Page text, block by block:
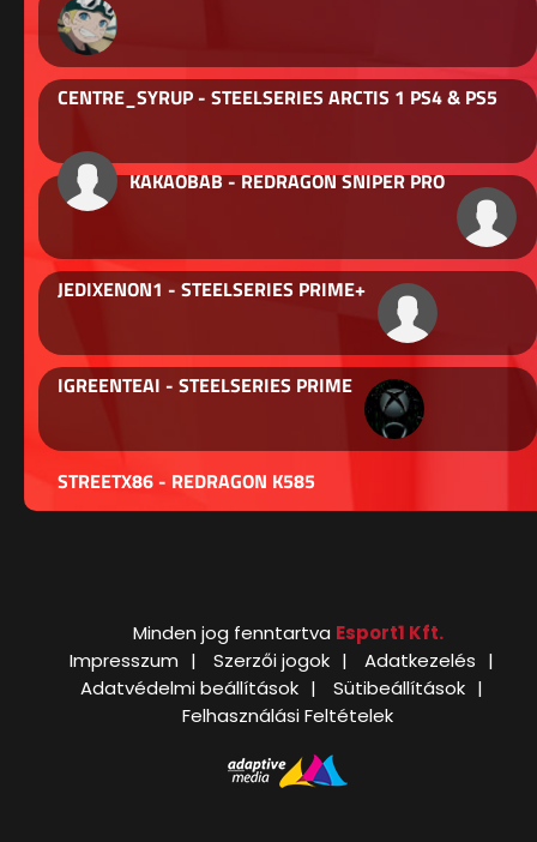
CENTRE_SYRUP - STEELSERIES ARCTIS 1 PS4 & PS5
KAKAOBAB - REDRAGON SNIPER PRO
JEDIXENON1 - STEELSERIES PRIME+
IGREENTEAI - STEELSERIES PRIME
STREETX86 - REDRAGON K585
Minden jog fenntartva Esport1 Kft.
Impresszum
Szerzői jogok
Adatkezelés
Adatvédelmi beállítások
Sütibeállítások
Felhasználási Feltételek